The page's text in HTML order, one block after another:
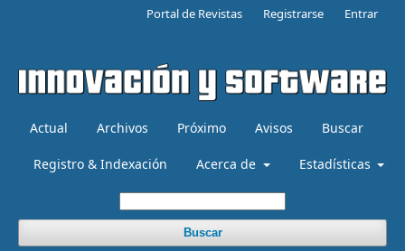
Actual Archivos Próximo Avisos Buscar
Registro & Indexación Acerca de Estadísticas
Buscar
Portal de Revistas Registrarse Entrar